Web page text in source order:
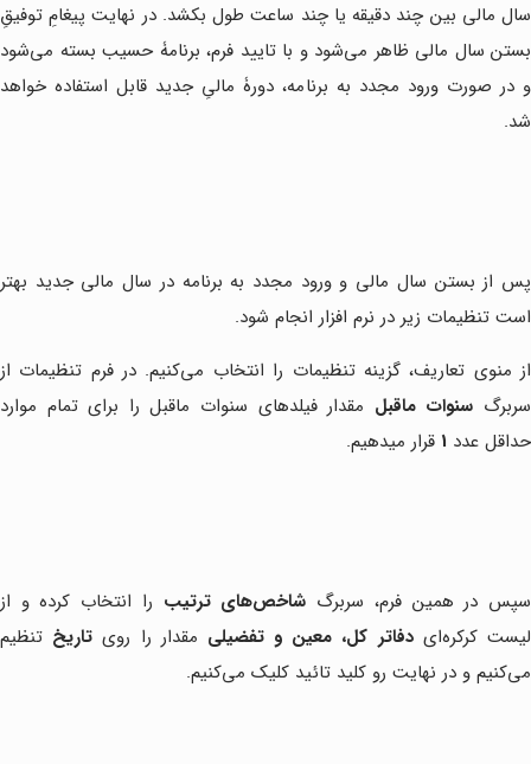
سال مالی بین چند دقیقه یا چند ساعت طول بکشد. در نهایت پیغامِ توفیقِ
بستن سال مالی ظاهر می‌شود و با تایید فرم، برنامۀ حسیب بسته می‌شود
و در صورت ورود مجدد به برنامه، دورۀ مالیِ جدید قابل استفاده خواهد
شد.
پس از بستن سال مالی و ورود مجدد به برنامه در سال مالی جدید بهتر
است تنظیمات زیر در نرم افزار انجام شود.
از منوی تعاریف، گزینه تنظیمات را انتخاب می‌کنیم. در فرم تنظیمات از
سربرگ سنوات ماقبل مقدار فیلدهای سنوات ماقبل را برای تمام موارد
حداقل عدد 1 قرار می‎دهیم.
سپس در همین فرم، سربرگ شاخص‌های ترتیب را انتخاب کرده و از
لیست کرکره‌ایدفاتر کل، معین و تفضیلی مقدار را روی تاریخ تنظیم
می‌کنیم و در نهایت رو کلید تائید کلیک می‌کنیم.